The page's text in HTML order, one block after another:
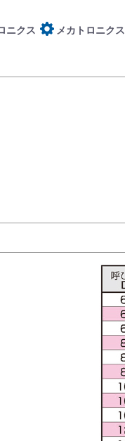
用語集
ニクス メカトロニクス